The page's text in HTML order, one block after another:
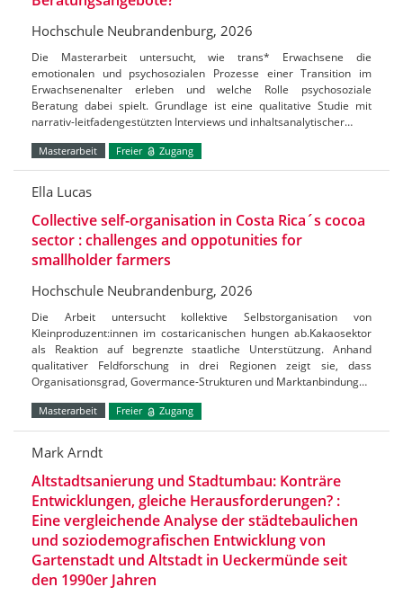
Hochschule Neubrandenburg, 2026
Die Masterarbeit untersucht, wie trans* Erwachsene die
emotionalen und psychosozialen Prozesse einer Transition im
Erwachsenenalter erleben und welche Rolle psychosoziale
Beratung dabei spielt. Grundlage ist eine qualitative Studie mit
narrativ-leitfadengestützten Interviews und inhaltsanalytischer…
Masterarbeit Freier Zugang
Ella Lucas
Collective self-organisation in Costa Rica´s cocoa
sector : challenges and oppotunities for
smallholder farmers
Hochschule Neubrandenburg, 2026
Die Arbeit untersucht kollektive Selbstorganisation von
Kleinproduzent:innen im costaricanischen hungen ab.Kakaosektor
als Reaktion auf begrenzte staatliche Unterstützung. Anhand
qualitativer Feldforschung in drei Regionen zeigt sie, dass
Organisationsgrad, Govermance-Strukturen und Marktanbindung…
Masterarbeit Freier Zugang
Mark Arndt
Altstadtsanierung und Stadtumbau: Konträre
Entwicklungen, gleiche Herausforderungen? :
Eine vergleichende Analyse der städtebaulichen
und soziodemografischen Entwicklung von
Gartenstadt und Altstadt in Ueckermünde seit
den 1990er Jahren